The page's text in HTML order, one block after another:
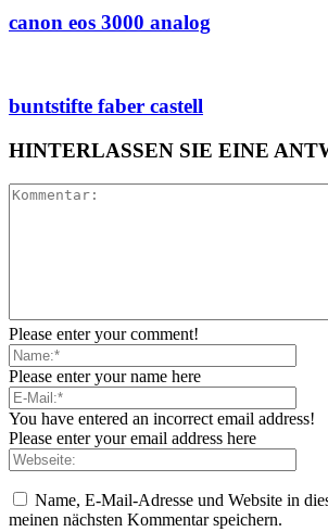
canon eos 3000 analog
buntstifte faber castell
HINTERLASSEN SIE EINE
Please enter your comment!
Please enter your name here
You have entered an incorrect email address!
Please enter your email address here
Name, E-Mail-Adresse und Website in
meinen nächsten Kommentar speichern.